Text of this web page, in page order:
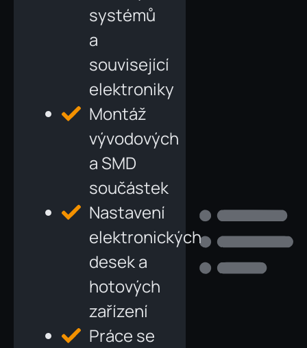
systémů
a
související
elektroniky
Montáž
vývodových
a SMD
součástek
Nastavení
elektronických
desek a
hotových
zařízení
Práce se